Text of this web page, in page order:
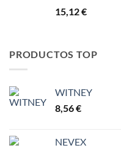
15,12€
PRODUCTOS TOP
WITNEY
8,56€
NEVEX